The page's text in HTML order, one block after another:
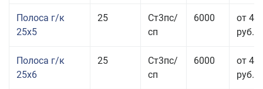
Полоса г/к
25x5
25
Ст3пс/
сп
6000
от 42
руб.
Полоса г/к
25x6
25
Ст3пс/
сп
6000
от 44
руб.